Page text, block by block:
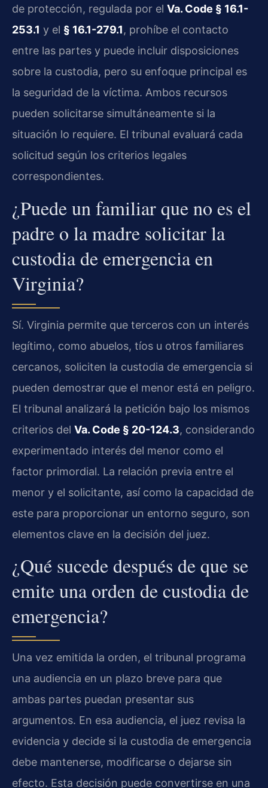
de protección, regulada por el Va. Code § 16.1-
253.1 y el § 16.1-279.1, prohíbe el contacto
entre las partes y puede incluir disposiciones
sobre la custodia, pero su enfoque principal es
la seguridad de la víctima. Ambos recursos
pueden solicitarse simultáneamente si la
situación lo requiere. El tribunal evaluará cada
solicitud según los criterios legales
correspondientes.
¿Puede un familiar que no es el
padre o la madre solicitar la
custodia de emergencia en
Virginia?
Sí. Virginia permite que terceros con un interés
legítimo, como abuelos, tíos u otros familiares
cercanos, soliciten la custodia de emergencia si
pueden demostrar que el menor está en peligro.
El tribunal analizará la petición bajo los mismos
criterios del Va. Code § 20-124.3, considerando
experimentado interés del menor como el
factor primordial. La relación previa entre el
menor y el solicitante, así como la capacidad de
este para proporcionar un entorno seguro, son
elementos clave en la decisión del juez.
¿Qué sucede después de que se
emite una orden de custodia de
emergencia?
Una vez emitida la orden, el tribunal programa
una audiencia en un plazo breve para que
ambas partes puedan presentar sus
argumentos. En esa audiencia, el juez revisa la
evidencia y decide si la custodia de emergencia
debe mantenerse, modificarse o dejarse sin
efecto. Esta decisión puede convertirse en una